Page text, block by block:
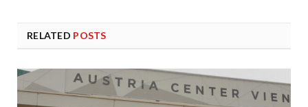
RELATED POSTS